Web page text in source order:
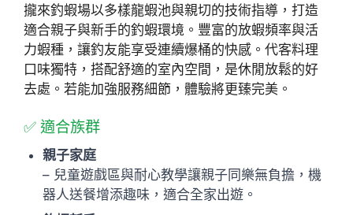
攏來釣蝦場以多樣龍蝦池與親切的技術指導，打造
適合親子與新手的釣蝦環境。豐富的放蝦頻率與活
力蝦種，讓釣友能享受連續爆桶的快感。代客料理
口味獨特，搭配舒適的室內空間，是休閒放鬆的好
去處。若能加強服務細節，體驗將更臻完美。
✅ 適合族群
親子家庭
– 兒童遊戲區與耐心教學讓親子同樂無負擔，機
器人送餐增添趣味，適合全家出遊。